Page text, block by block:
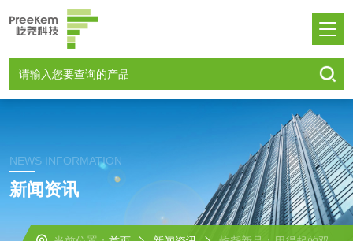
NEWS INFORMATION
新闻资讯